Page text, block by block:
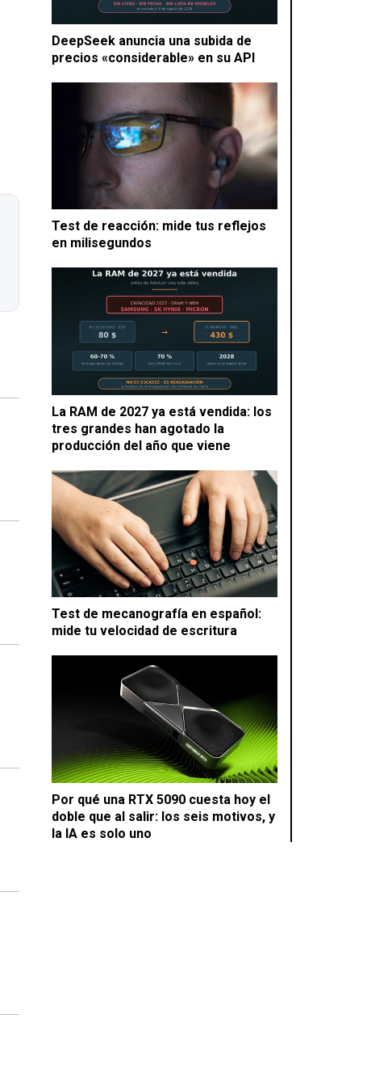
DeepSeek anuncia una subida de
precios «considerable» en su API
Test de reacción: mide tus reflejos
en milisegundos
La RAM de 2027 ya está vendida: los
tres grandes han agotado la
producción del año que viene
Test de mecanografía en español:
mide tu velocidad de escritura
Por qué una RTX 5090 cuesta hoy el
doble que al salir: los seis motivos, y
la IA es solo uno